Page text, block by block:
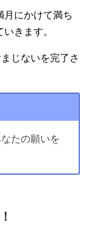
月にかけて満ち
きます。
じないを完了さ
たの願いを